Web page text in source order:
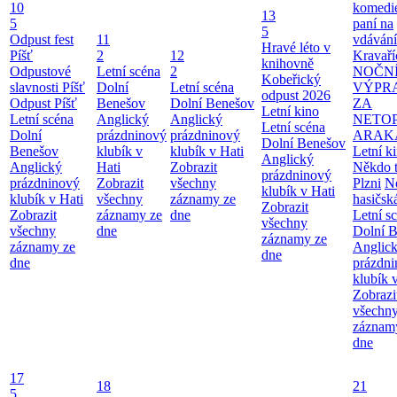
10
5
Odpust fest
Píšť
Odpustové
slavnosti Píšť
Odpust Píšť
Letní scéna
Dolní
Benešov
Anglický
prázdninový
klubík v Hati
Zobrazit
všechny
záznamy ze
dne
11
2
Letní scéna
Dolní
Benešov
Anglický
prázdninový
klubík v
Hati
Zobrazit
všechny
záznamy ze
dne
12
2
Letní scéna
Dolní Benešov
Anglický
prázdninový
klubík v Hati
Zobrazit
všechny
záznamy ze
dne
13
5
Hravé léto v
knihovně
Kobeřický
odpust 2026
Letní kino
Letní scéna
Dolní Benešov
Anglický
prázdninový
klubík v Hati
Zobrazit
všechny
záznamy ze
dne
paní na
ZA
Letní
Někdo
Plzni
Letní
Dolní
klubík
dne
17
5
18
21